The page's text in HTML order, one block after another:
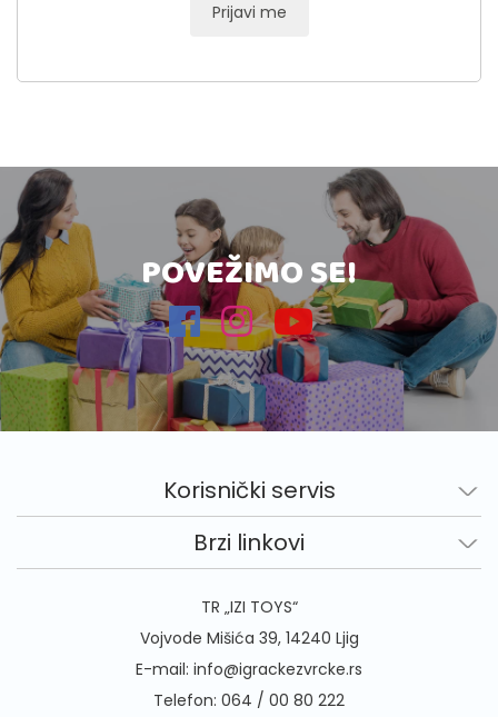
Prijavi me
POVEŽIMO SE!
Korisnički servis
Brzi linkovi
TR „IZI TOYS“
Vojvode Mišića 39, 14240 Ljig
E-mail: info@igrackezvrcke.rs
Telefon: 064 / 00 80 222